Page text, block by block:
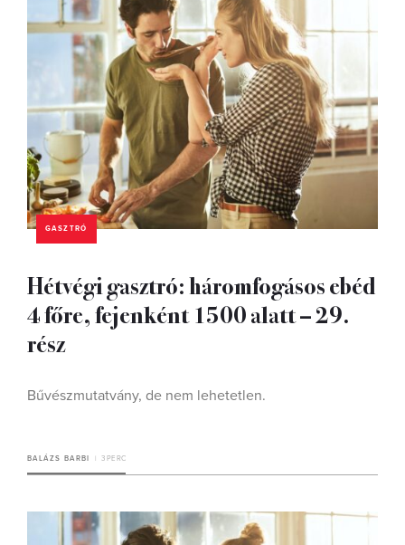
GASZTRÓ
Hétvégi gasztró: háromfogásos ebéd
4 főre, fejenként 1500 alatt – 29.
rész
Bűvészmutatvány, de nem lehetetlen.
BALÁZS BARBI 3 PERC